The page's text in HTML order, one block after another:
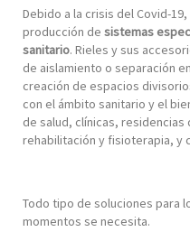
Debido a la crisis del Covid-
producción de sistemas
sanitario. Rieles y sus
de aislamiento o separación
creación de espacios
con el ámbito sanitario y el
de salud, clínicas,
rehabilitación y fisioterapia, y
Todo tipo de soluciones para
momentos se necesita.